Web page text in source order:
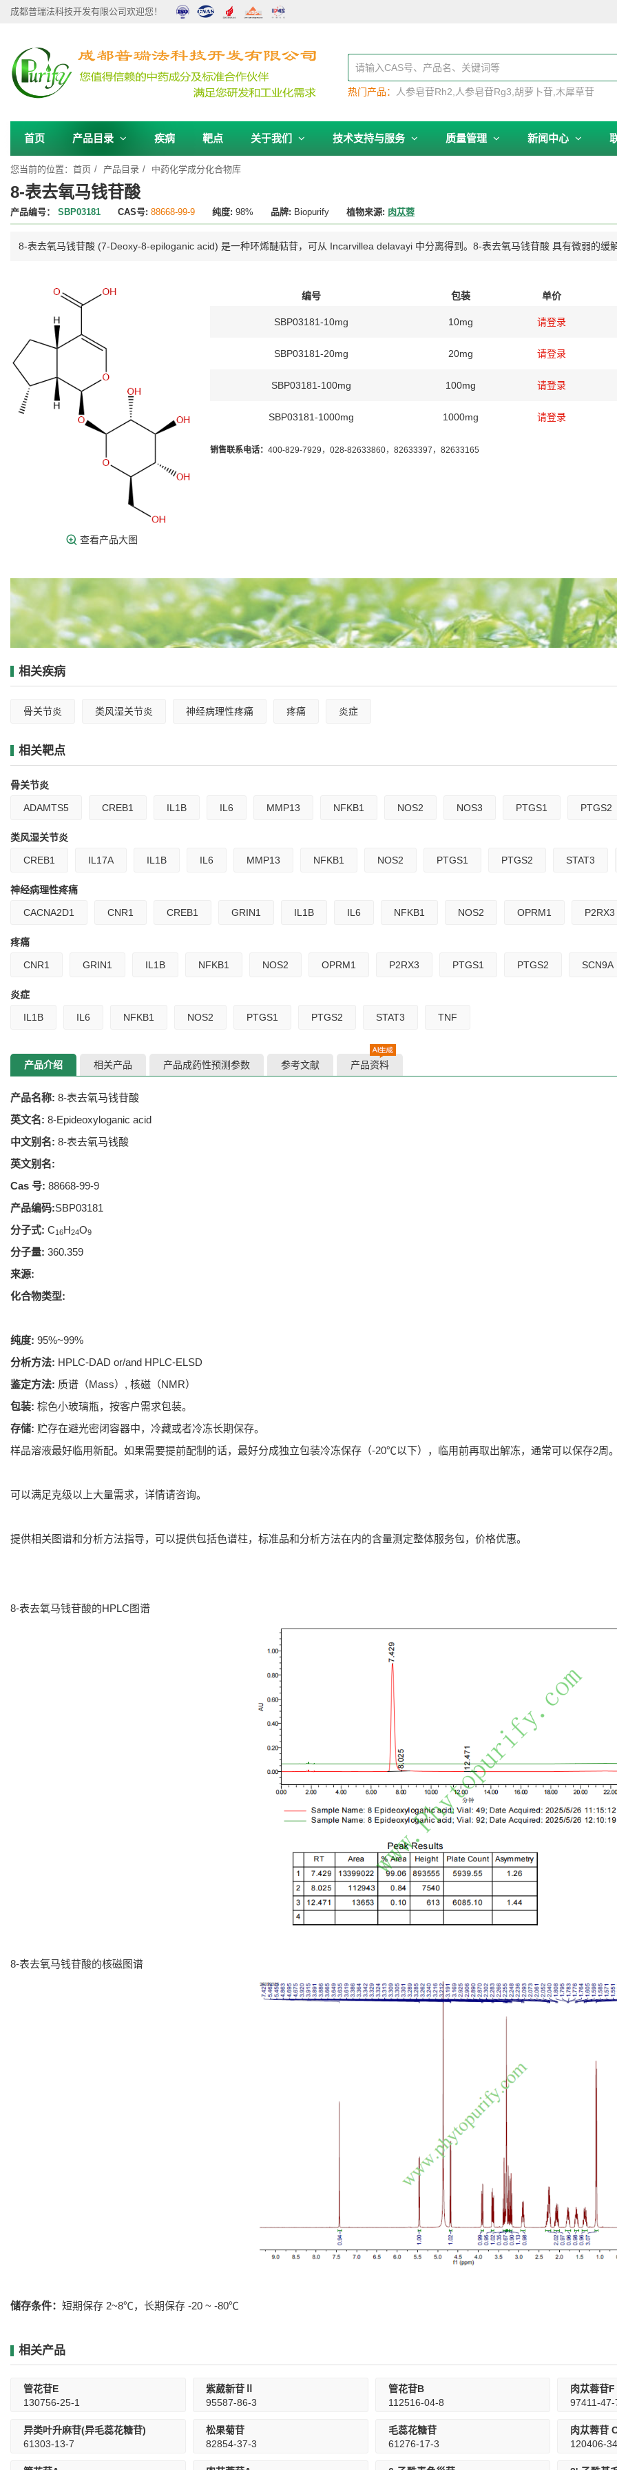
成都普瑞法科技开发有限公司欢迎您！
热门产品： 人参皂苷Rh2 人参皂苷Rg3 胡萝卜苷 木犀草苷
首页 产品目录 疾病 靶点 关于我们 技术支持与服务 质量管理 新闻中心
您当前的位置： 首页 产品目录 中药化学成分化合物库
8-表去氧马钱苷酸
产品编号： SBP03181 CAS号: 88668-99-9 纯度: 98% 品牌: Biopurify 植物来源: 肉苁蓉
8-表去氧马钱苷酸 (7-Deoxy-8-epiloganic acid) 是一种环烯醚萜苷，可从 Incarvillea delavayi 中分离得到。8-表去氧马钱苷酸 具有微弱的缓
查看产品大图
编号 包装 单价
SBP03181-10mg 10mg 请登录
SBP03181-20mg 20mg 请登录
SBP03181-100mg 100mg 请登录
SBP03181-1000mg 1000mg 请登录
销售联系电话： 400-829-7929，028-82633860，82633397，82633165
相关疾病
骨关节炎 类风湿关节炎 神经病理性疼痛 疼痛 炎症
相关靶点
骨关节炎
ADAMTS5 CREB1 IL1B IL6 MMP13 NFKB1 NOS2 NOS3 PTGS1 PTGS2
类风湿关节炎
CREB1 IL17A IL1B IL6 MMP13 NFKB1 NOS2 PTGS1 PTGS2 STAT3
神经病理性疼痛
CACNA2D1 CNR1 CREB1 GRIN1 IL1B IL6 NFKB1 NOS2 OPRM1 P2RX3
疼痛
CNR1 GRIN1 IL1B NFKB1 NOS2 OPRM1 P2RX3 PTGS1 PTGS2 SCN9A
炎症
IL1B IL6 NFKB1 NOS2 PTGS1 PTGS2 STAT3 TNF
产品介绍 相关产品 产品成药性预测参数 参考文献 产品资料
产品名称: 8-表去氧马钱苷酸
英文名: 8-Epideoxyloganic acid
中文别名: 8-表去氧马钱酸
英文别名:
Cas 号: 88668-99-9
产品编码:SBP03181
分子式: C16H24O9
分子量: 360.359
来源:
化合物类型:
纯度: 95%~99%
分析方法: HPLC-DAD or/and HPLC-ELSD
鉴定方法: 质谱（Mass）, 核磁（NMR）
包装: 棕色小玻璃瓶，按客户需求包装。
存储: 贮存在避光密闭容器中，冷藏或者冷冻长期保存。
样品溶液最好临用新配。如果需要提前配制的话，最好分成独立包装冷冻保存（-20℃以下），临用前再取出解冻，通常可以保存2周
可以满足克级以上大量需求，详情请咨询。
提供相关图谱和分析方法指导，可以提供包括色谱柱，标准品和分析方法在内的含量测定整体服务包，价格优惠。
8-表去氧马钱苷酸的HPLC图谱
8-表去氧马钱苷酸的核磁图谱
储存条件： 短期保存 2~8℃，长期保存 -20 ~ -80℃
相关产品
管花苷E
130756-25-1
紫葳新苷Ⅱ
95587-86-3
管花苷B
112516-04-8
肉苁蓉苷F
97411-47-
异类叶升麻苷(异毛蕊花糖苷)
61303-13-7
松果菊苷
82854-37-3
毛蕊花糖苷
61276-17-3
肉苁蓉苷
120406-